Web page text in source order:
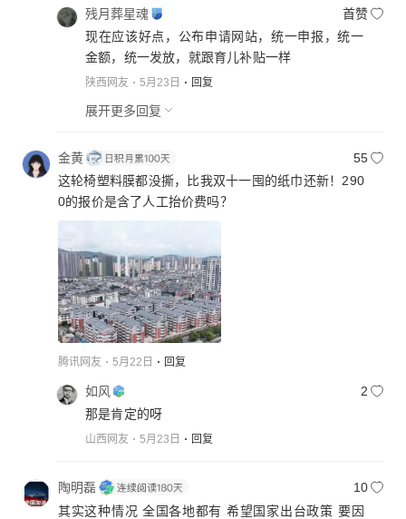
残月葬星魂
首赞
现在应该好点，公布申请网站，统一申报，统一
金额，统一发放，就跟育儿补贴一样
陕西网友 5月23日 回复
展开更多回复
金黄
55
这轮椅塑料膜都没撕，比我双十一囤的纸巾还新！290
0的报价是含了人工抬价费吗？
腾讯网友 5月22日 回复
如风
2
那是肯定的呀
山西网友 5月23日 回复
陶明磊
10
其实这种情况 全国各地都有 希望国家出台政策 要因